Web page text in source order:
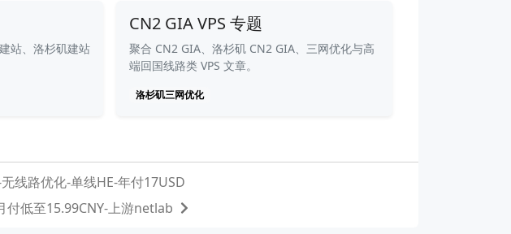
站、洛杉矶建站
CN2 GIA VPS 专题
聚合 CN2 GIA、洛杉矶 CN2 GIA、三网优化与高
端回国线路类 VPS 文章。
洛杉矶三网优化
线路优化-单线HE-年付17USD
付低至15.99CNY-上游netlab